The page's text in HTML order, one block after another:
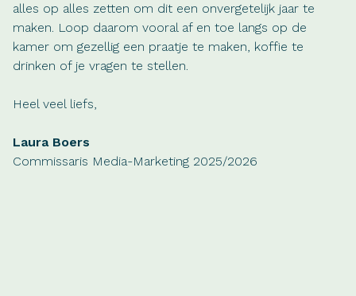
alles op alles zetten om dit een onvergetelijk jaar te
maken. Loop daarom vooral af en toe langs op de
kamer om gezellig een praatje te maken, koffie te
drinken of je vragen te stellen.
Heel veel liefs,
Laura Boers
Commissaris Media-Marketing 2025/2026